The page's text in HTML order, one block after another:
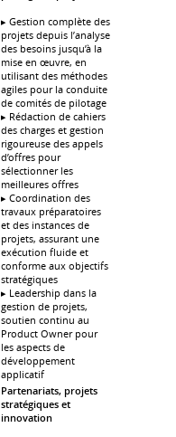
▸ Gestion complète des
projets depuis l’analyse
des besoins jusqu’à la
mise en œuvre, en
utilisant des méthodes
agiles pour la conduite
de comités de pilotage
▸ Rédaction de cahiers
des charges et gestion
rigoureuse des appels
d’offres pour
sélectionner les
meilleures offres
▸ Coordination des
travaux préparatoires
et des instances de
projets, assurant une
exécution fluide et
conforme aux objectifs
stratégiques
▸ Leadership dans la
gestion de projets,
soutien continu au
Product Owner pour
les aspects de
développement
applicatif
Partenariats, projets
stratégiques et
innovation